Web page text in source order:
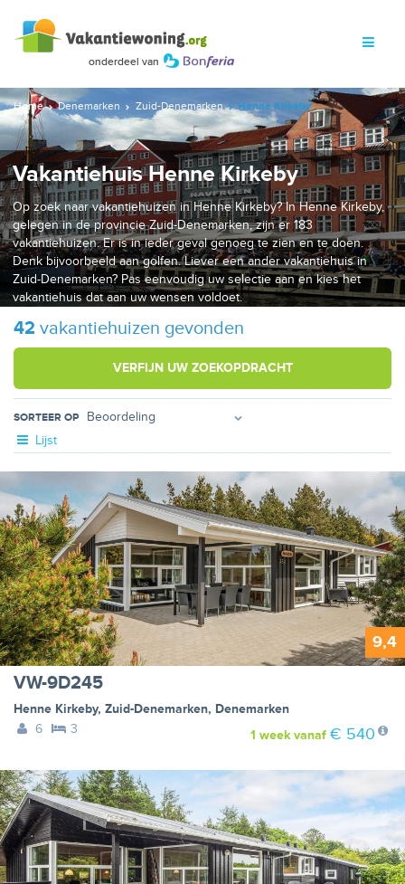
Home Denemarken Zuid-Denemarken Henne Kirkeby
Vakantiehuis Henne Kirkeby
Op zoek naar vakantiehuizen in Henne Kirkeby? In Henne Kirkeby,
gelegen in de provincie Zuid-Denemarken, zijn er 183
vakantiehuizen. Er is in ieder geval genoeg te zien en te doen.
Denk bijvoorbeeld aan golfen. Liever een ander vakantiehuis in
Zuid-Denemarken? Pas eenvoudig uw selectie aan en kies het
vakantiehuis dat aan uw wensen voldoet.
42 vakantiehuizen gevonden
VERFIJN UW ZOEKOPDRACHT
SORTEER OP
Lijst
9,4
VW-9D245
Henne Kirkeby, Zuid-Denemarken, Denemarken
6
3 1 weekvanaf € 540